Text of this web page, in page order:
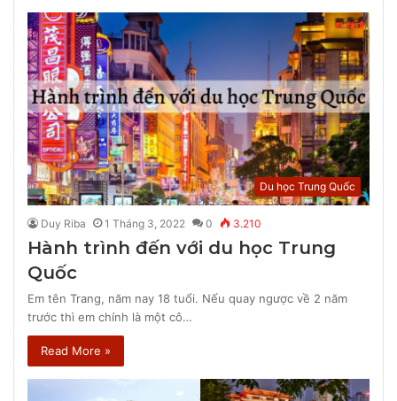
Du học Trung Quốc
Duy Riba 1 Tháng 3, 2022 0 3.210
Hành trình đến với du học Trung
Quốc
Em tên Trang, năm nay 18 tuổi. Nếu quay ngược về 2 năm
trước thì em chính là một cô…
Read More »